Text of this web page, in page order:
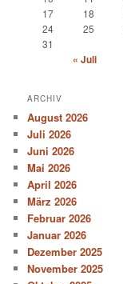
17
18
24
25
31
« Juli
ARCHIV
August 2026
Juli 2026
Juni 2026
Mai 2026
April 2026
März 2026
Februar 2026
Januar 2026
Dezember 2025
November 2025